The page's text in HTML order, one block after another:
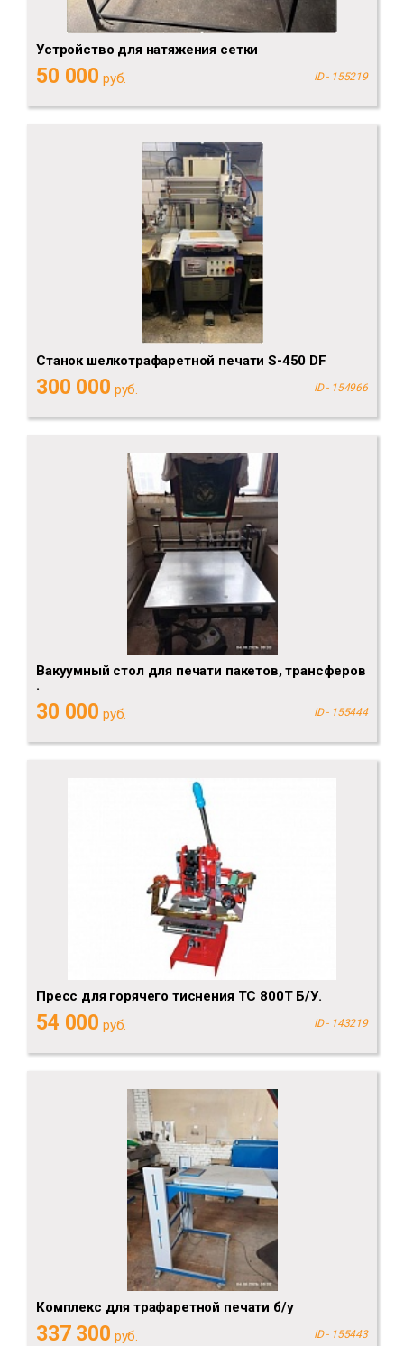
Устройство для натяжения сетки
50 000 руб. ID - 155219
Cтанок шелкотрафаретной печати S-450 DF
300 000 руб. ID - 154966
Вакуумный стол для печати пакетов, трансферов
.
30 000 руб. ID - 155444
Пресс для горячего тиснения ТС 800Т Б/У.
54 000 руб. ID - 143219
Комплекс для трафаретной печати б/у
337 300 руб. ID - 155443